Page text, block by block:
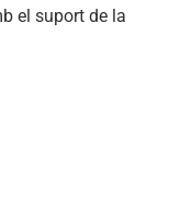
el suport de la